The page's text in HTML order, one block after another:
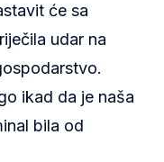
će sa
udar na
ikad da je naša
bila od